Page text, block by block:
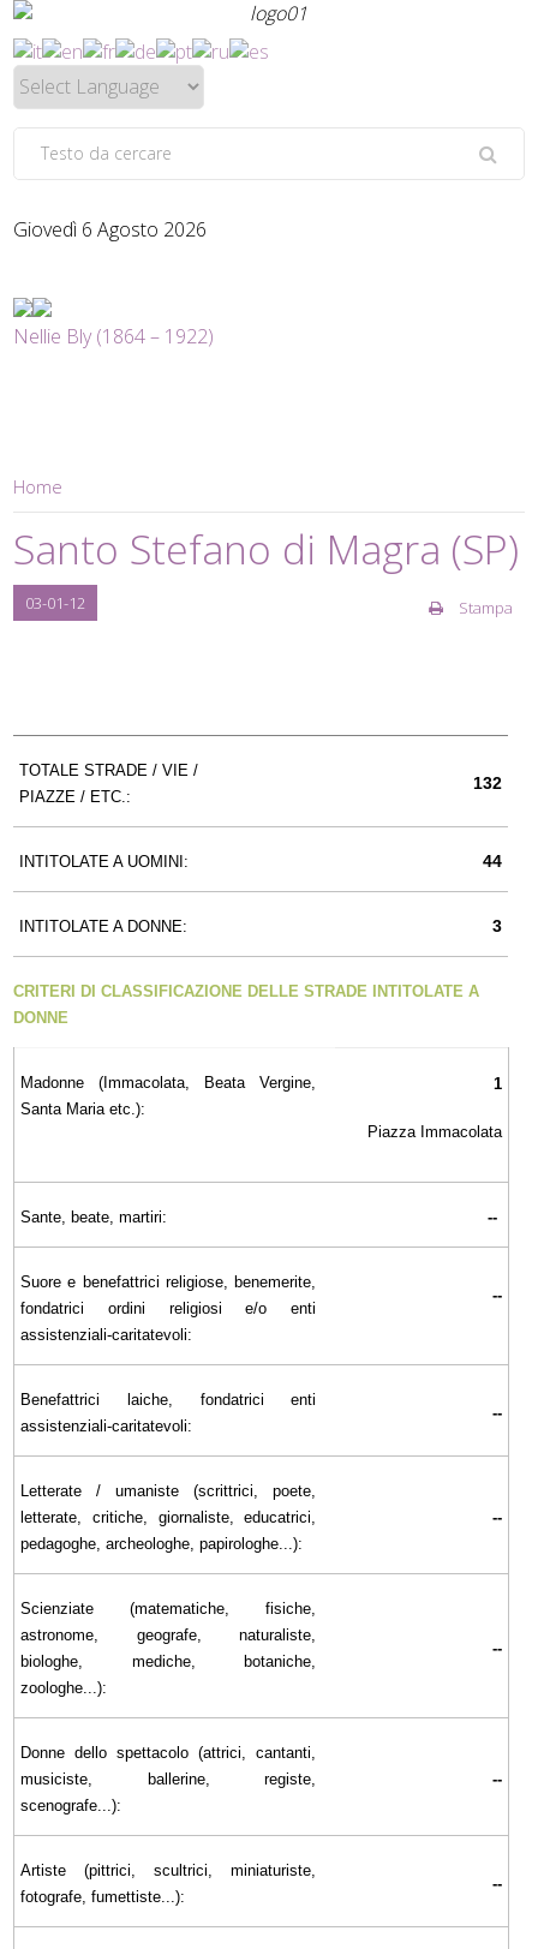
Giovedì 6 Agosto 2026
Nellie Bly (1864 – 1922)
Home
Santo Stefano di Magra (SP)
03-01-12 Stampa
TOTALE STRADE / VIE /
PIAZZE / ETC.:
132
INTITOLATE A UOMINI: 44
INTITOLATE A DONNE: 3
CRITERI DI CLASSIFICAZIONE DELLE STRADE INTITOLATE A
DONNE
Madonne (Immacolata, Beata Vergine,
Santa Maria etc.):
1
Piazza Immacolata
Sante, beate, martiri: --
Suore e benefattrici religiose, benemerite,
fondatrici ordini religiosi e/o enti
assistenziali-caritatevoli:
--
Benefattrici laiche, fondatrici enti
assistenziali-caritatevoli:
--
Letterate / umaniste (scrittrici, poete,
letterate, critiche, giornaliste, educatrici,
pedagoghe, archeologhe, papirologhe...):
--
Scienziate (matematiche, fisiche,
astronome, geografe, naturaliste,
biologhe, mediche, botaniche,
zoologhe...):
--
Donne dello spettacolo (attrici, cantanti,
musiciste, ballerine, registe,
scenografe...):
--
Artiste (pittrici, scultrici, miniaturiste,
fotografe, fumettiste...):
--